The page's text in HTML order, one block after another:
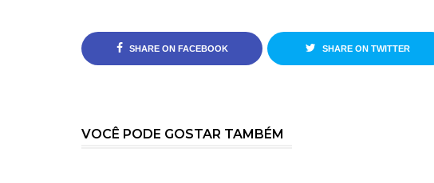
SHARE ON FACEBOOK SHARE ON TWITTER
VOCÊ PODE GOSTAR TAMBÉM